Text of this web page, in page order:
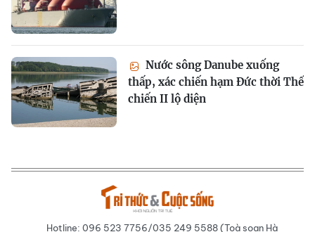
Nước sông Danube xuống
thấp, xác chiến hạm Đức thời Thế
chiến II lộ diện
Hotline: 096 523 7756/035 249 5588 (Toà soạn Hà